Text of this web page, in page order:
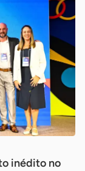
inédito no